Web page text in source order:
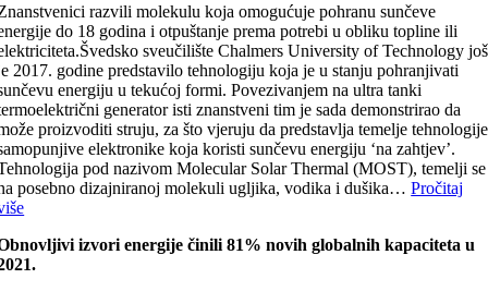
razvili molekulu koja omogućuje pohranu sunčeve
do 18 godina i otpuštanje prema potrebi u obliku topline ili
sveučilište Chalmers University of Technology još
2017. godine predstavilo tehnologiju koja je u stanju pohranjivati
energiju u tekućoj formi. Povezivanjem na ultra tanki
generator isti znanstveni tim je sada demonstrirao da
proizvoditi struju, za što vjeruju da predstavlja temelje tehnologije
elektronike koja koristi sunčevu energiju ‘na zahtjev’.
pod nazivom Molecular Solar Thermal (MOST), temelji se
posebno dizajniranoj molekuli ugljika, vodika i dušika…Pročitaj
izvori energije činili 81% novih globalnih kapaciteta u